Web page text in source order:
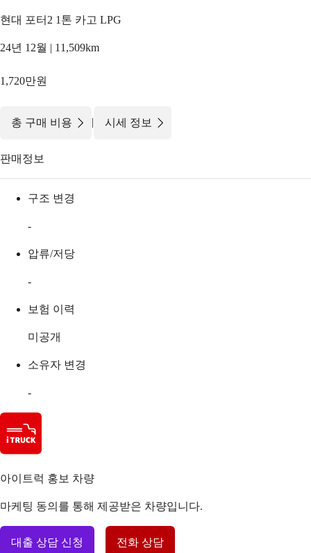
현대 포터2 1톤 카고 LPG
24년 12월 | 11,509km
1,720만원
총 구매 비용 | 시세 정보
판매정보
구조 변경
-
압류/저당
-
보험 이력
미공개
소유자 변경
-
아이트럭 홍보 차량
마케팅 동의를 통해 제공받은 차량입니다.
대출 상담 신청 전화 상담